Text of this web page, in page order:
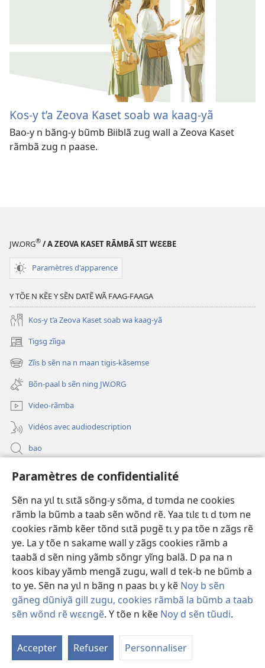
Paramètres de confidentialité
Sẽn na yɩl tɩ sɩtã sõng-y sõma, d tʋmda ne cookies
rãmb la bũmb a taab sẽn wõnd rẽ. Yaa tɩlɛ tɩ d tʋm ne
cookies rãmb kẽer tõnd sɩtã pʋgẽ tɩ y pa tõe n zãgs rẽ
ye. La y tõe n sakame wall y zãgs cookies rãmb a
taabã d sẽn ning yãmb sõngr yĩng balã. D pa na n
koos kibay yãmb mengã zugu, wall d tek-b ne bũmb a
to ye. Sẽn na yɩl n bãng n paas bɩ y kẽ Noy b sẽn
gãneg dũniyã gill zugu, cookies rãmbã la bũmb a taab
sẽn wõnd rẽ wɛɛngẽ. Y tõe n kẽe Noy d sẽn tũudi.
Accepter Refuser Personnaliser
Kos-y t’a Zeova Kaset soab wa kaag-yã
Bao-y n bãng-y bũmb Biiblã zug wall a Zeova Kaset
rãmbã zug n paase.
JW.ORG® / A ZEOVA KASET RÃMBÃ SIT WƐƐBE
Paramètres d'apparence
Y TÕE N KẼE Y SẼN DATẼ WÃ FAAG-FAAGA
Kos-y t’a Zeova Kaset soab wa kaag-yã
Tigsg zĩiga
(ouvre
une
nouvelle
fenêtre)
Zĩis b sẽn na n maan tigis-kãsemse
(ouvre
une
nouvelle
fenêtre)
Bõn-paal b sẽn ning JW.ORG
Video-rãmba
Vidéos avec audiodescription
bao
Kũuni
(ouvre
une
nouvelle
fenêtre)
Watchtower SƐB VAEESG ZĨIGA™
(ouvre
une
nouvelle
fenêtre)
JW Hub ®
(ouvre
une
nouvelle
fenêtre)
Copyright© 2026 Watch Tower Bible and Tract Society of Pennsylvania.
Y SẼN SEGD N SAKE| NOY D SẼN TŨUDI|PARAMÈTRES DE
CONFIDENTIALITÉ